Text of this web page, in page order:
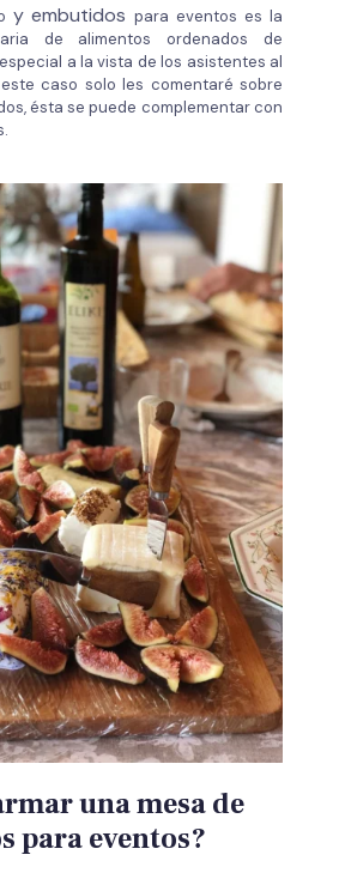
y embutidospara eventos es la
de alimentos ordenados de
a la vista de los asistentes al
caso solo les comentaré sobre
ésta se puede complementar con
una mesa de
para eventos?